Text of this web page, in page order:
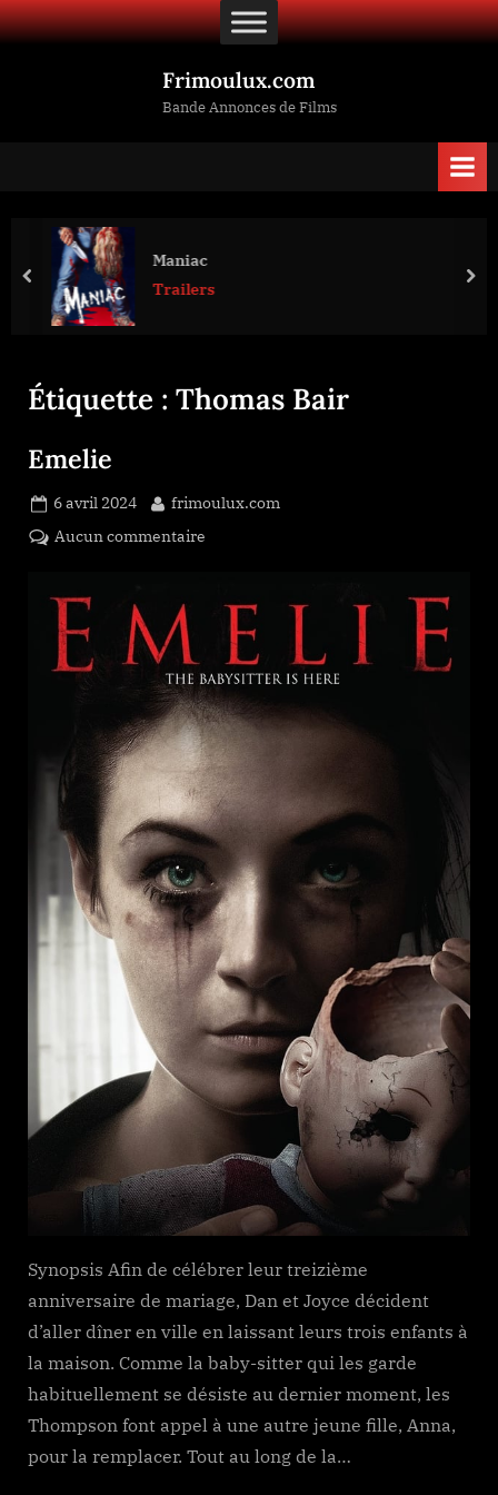
Skip
to
Frimoulux.com
Bande Annonces de Films
Maniac
Trailers
prev
Étiquette : Thomas Bair
Emelie
Posted
on
6 avril 2024 By
frimoulux.com
Aucun commentaire
Synopsis Afin de célébrer leur treizième
anniversaire de mariage, Dan et Joyce décident
d’aller dîner en ville en laissant leurs trois enfants à
la maison. Comme la baby-sitter qui les garde
habituellement se désiste au dernier moment, les
Thompson font appel à une autre jeune fille, Anna,
pour la remplacer. Tout au long de la…